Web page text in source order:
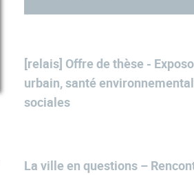
[relais] Offre de thèse -
urbain, santé
sociales
La ville en questions –